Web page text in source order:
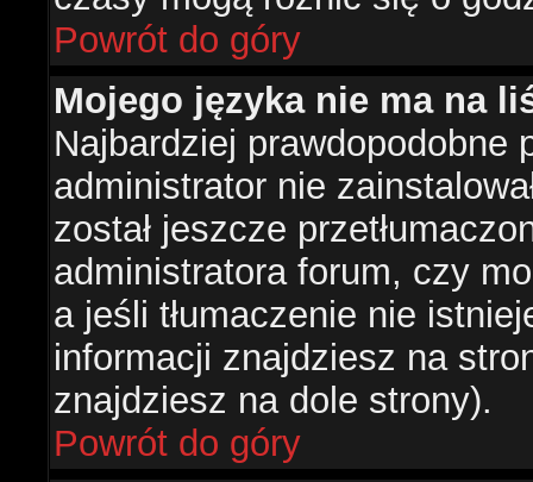
Powrót do góry
Mojego języka nie ma na
Najbardziej prawdopodobne
administrator nie
został jeszcze
administratora forum, czy
a jeśli tłumaczenie nie
informacji znajdziesz na
znajdziesz na dole strony).
Powrót do góry